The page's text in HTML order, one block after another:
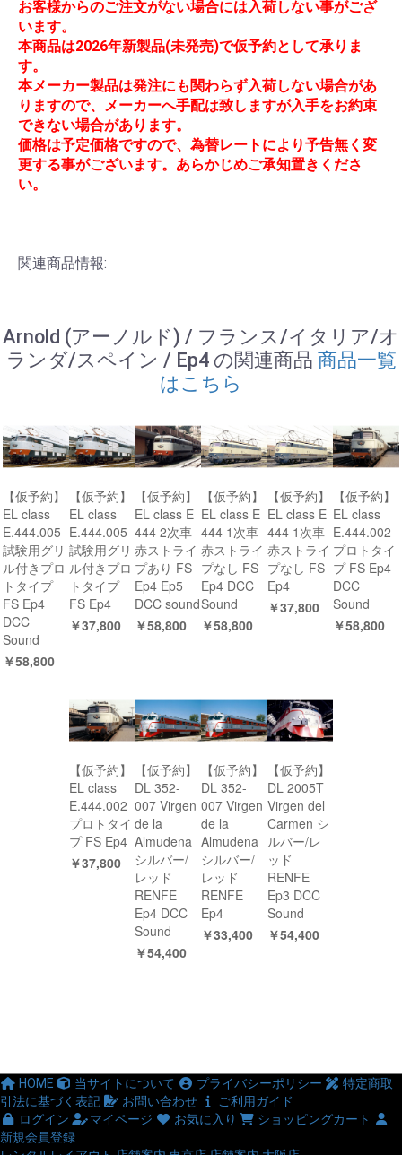
お客様からのご注文がない場合には入荷しない事がござ
います。
本商品は2026年新製品(未発売)で仮予約として承りま
す。
本メーカー製品は発注にも関わらず入荷しない場合があ
りますので、メーカーへ手配は致しますが入手をお約束
できない場合があります。
価格は予定価格ですので、為替レートにより予告無く変
更する事がございます。あらかじめご承知置きくださ
い。
関連商品情報:
Arnold (アーノルド) / フランス/イタリア/オ
ランダ/スペイン / Ep4 の関連商品 商品一覧
はこちら
【仮予約】
EL class
E.444.005
試験用グリ
ル付きプロ
トタイプ
FS Ep4
DCC
Sound
￥58,800
【仮予約】
EL class
E.444.005
試験用グリ
ル付きプロ
トタイプ
FS Ep4
￥37,800
【仮予約】
EL class E
444 2次車
赤ストライ
プあり FS
Ep4 Ep5
DCC sound
￥58,800
【仮予約】
EL class E
444 1次車
赤ストライ
プなし FS
Ep4 DCC
Sound
￥58,800
【仮予約】
EL class E
444 1次車
赤ストライ
プなし FS
Ep4
￥37,800
【仮予約】
EL class
E.444.002
プロトタイ
プ FS Ep4
DCC
Sound
￥58,800
【仮予約】
EL class
E.444.002
プロトタイ
プ FS Ep4
￥37,800
【仮予約】
DL 352-
007 Virgen
de la
Almudena
シルバー/
レッド
RENFE
Ep4 DCC
Sound
￥54,400
【仮予約】
DL 352-
007 Virgen
de la
Almudena
シルバー/
レッド
RENFE
Ep4
￥33,400
【仮予約】
DL 2005T
Virgen del
Carmen シ
ルバー/レ
ッド
RENFE
Ep3 DCC
Sound
￥54,400
HOME 当サイトについて プライバシーポリシー
特定商取
引法に基づく表記
お問い合わせ
ご利用ガイド
ログイン
マイページ お気に入り
ショッピングカート
新規会員登録